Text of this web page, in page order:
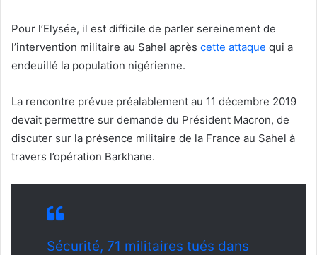
Pour l’Elysée, il est difficile de parler sereinement de
l’intervention militaire au Sahel après cette attaque qui a
endeuillé la population nigérienne.
La rencontre prévue préalablement au 11 décembre 2019
devait permettre sur demande du Président Macron, de
discuter sur la présence militaire de la France au Sahel à
travers l’opération Barkhane.
Sécurité, 71 militaires tués dans